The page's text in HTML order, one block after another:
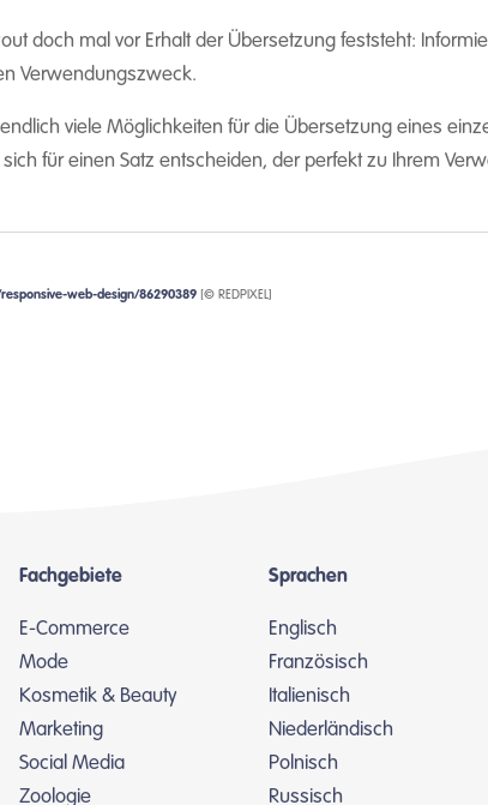
doch mal vor Erhalt der Übersetzung feststeht:
Verwendungszweck.
viele Möglichkeiten für die Übersetzung eines
für einen Satz entscheiden, der perfekt zu Ihrem
web-design/86290389 [© REDPIXEL]
Fachgebiete
E-Commerce
Mode
Kosmetik & Beauty
Marketing
Social Media
Zoologie
Sprachen
Englisch
Französisch
Italienisch
Niederländisch
Polnisch
Russisch